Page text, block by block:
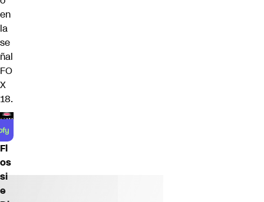
en
la
se
ñal
FO
X
18.
Fl
os
si
e